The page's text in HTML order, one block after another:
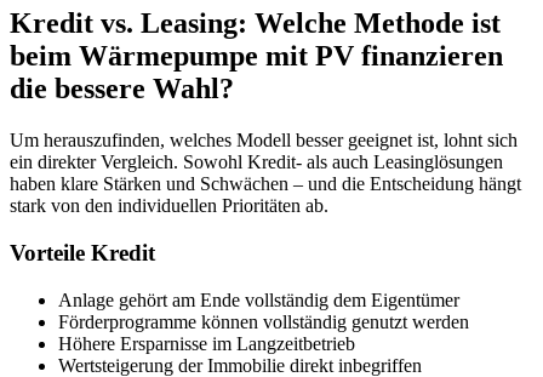
Kredit vs. Leasing: Welche Methode ist
beim Wärmepumpe mit PV finanzieren
die bessere Wahl?
Um herauszufinden, welches Modell besser geeignet ist, lohnt sich
ein direkter Vergleich. Sowohl Kredit- als auch Leasinglösungen
haben klare Stärken und Schwächen – und die Entscheidung hängt
stark von den individuellen Prioritäten ab.
Vorteile Kredit
Anlage gehört am Ende vollständig dem Eigentümer
Förderprogramme können vollständig genutzt werden
Höhere Ersparnisse im Langzeitbetrieb
Wertsteigerung der Immobilie direkt inbegriffen